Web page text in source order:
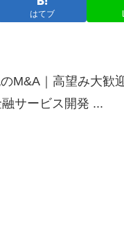
はてブ
M&A｜高望み大歓
サービス開発 ...